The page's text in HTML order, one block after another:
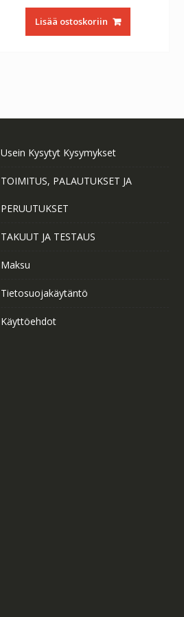
oli:
€79.00.
on:
€46.00.
Lisää ostoskoriin
Usein Kysytyt Kysymykset
TOIMITUS, PALAUTUKSET JA
PERUUTUKSET
TAKUUT JA TESTAUS
Maksu
Tietosuojakäytäntö
Käyttöehdot